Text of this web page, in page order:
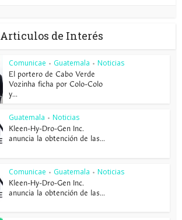
Articulos de Interés
Comunicae • Guatemala • Noticias
El portero de Cabo Verde
Vozinha ficha por Colo-Colo
y...
Guatemala • Noticias
Kleen-Hy-Dro-Gen Inc.
anuncia la obtención de las...
Comunicae • Guatemala • Noticias
Kleen-Hy-Dro-Gen Inc.
anuncia la obtención de las...